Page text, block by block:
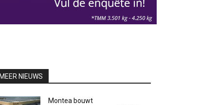
MEER NIEUWS
Montea bouwt